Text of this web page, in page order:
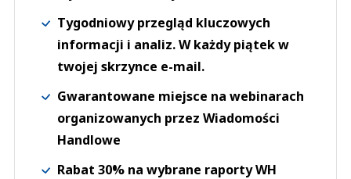
Tygodniowy przegląd kluczowych
informacji i analiz. W każdy piątek w
twojej skrzynce e-mail.
Gwarantowane miejsce na webinarach
organizowanych przez Wiadomości
Handlowe
Rabat 30% na wybrane raporty WH